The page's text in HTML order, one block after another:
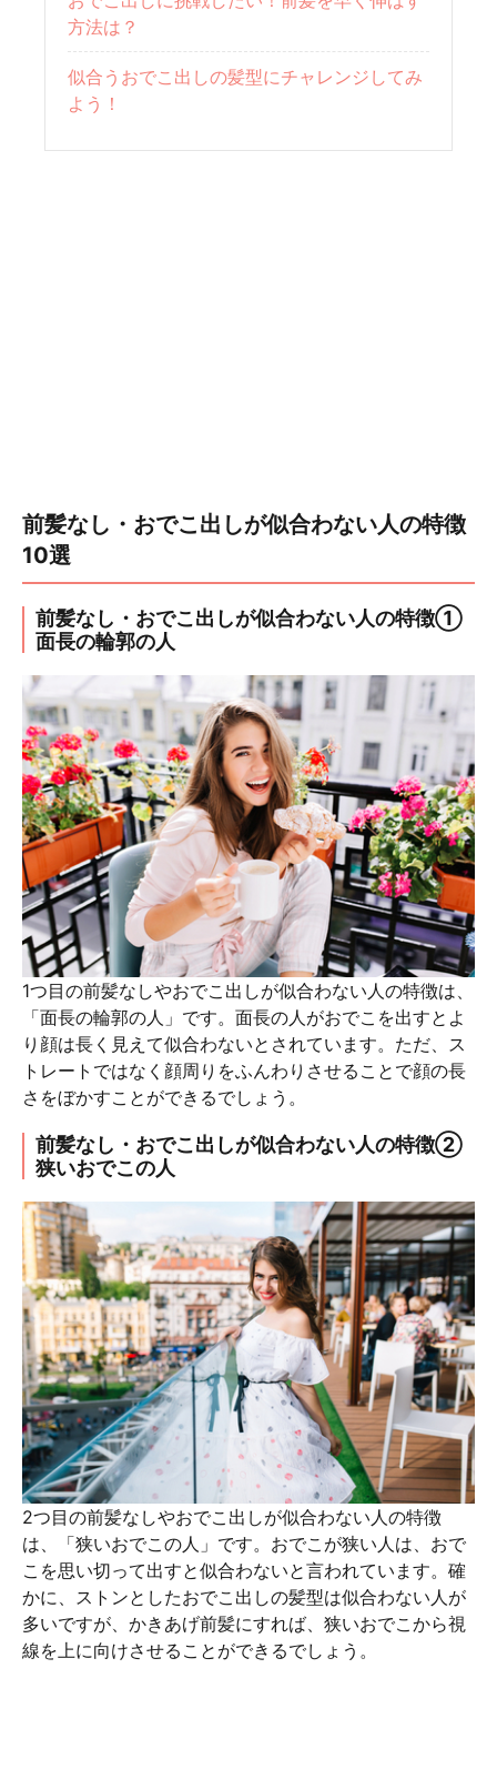
方法は？
似合うおでこ出しの髪型にチャレンジしてみ
よう！
前髪なし・おでこ出しが似合わない人の特徴
10選
前髪なし・おでこ出しが似合わない人の特徴①
面長の輪郭の人
1つ目の前髪なしやおでこ出しが似合わない人の特徴は、
「面長の輪郭の人」です。面長の人がおでこを出すとよ
り顔は長く見えて似合わないとされています。ただ、ス
トレートではなく顔周りをふんわりさせることで顔の長
さをぼかすことができるでしょう。
前髪なし・おでこ出しが似合わない人の特徴②
狭いおでこの人
2つ目の前髪なしやおでこ出しが似合わない人の特徴
は、「狭いおでこの人」です。おでこが狭い人は、おで
こを思い切って出すと似合わないと言われています。確
かに、ストンとしたおでこ出しの髪型は似合わない人が
多いですが、かきあげ前髪にすれば、狭いおでこから視
線を上に向けさせることができるでしょう。